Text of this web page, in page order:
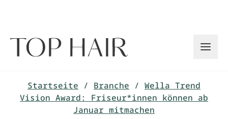
Startseite / Branche / Wella Trend
Vision Award: Friseur*innen können ab
Januar mitmachen